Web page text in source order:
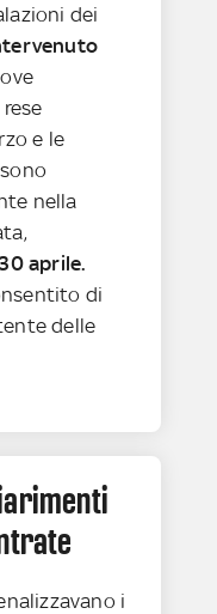
dei
e le
nella
aprile.
di
delle
i